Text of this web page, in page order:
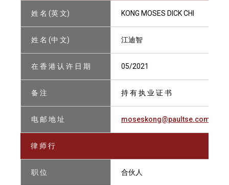
姓 名 (英 文) KONG MOSES DICK CHI
姓 名 (中 文) 江迪智
在 香 港 认 许 日 期 05/2021
备 注 持 有 执 业 证 书
电 邮 地 址 moseskong@paultse.com
律 师 行
职 位 合伙人